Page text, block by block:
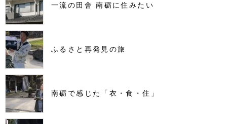
一流の田舎 南砺に住みたい
ふるさと再発見の旅
南砺で感じた「衣・食・住」